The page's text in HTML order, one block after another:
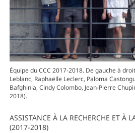
Équipe du CCC 2017-2018. De gauche à
Leblanc, Raphaëlle Leclerc, Paloma
Bafghinia, Cindy Colombo, Jean-Pierre
2018).
ASSISTANCE À LA RECHERCHE ET À
(2017-2018)